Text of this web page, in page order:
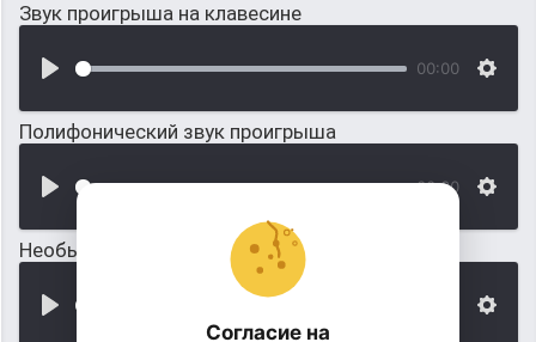
Звук проигрыша на клавесине
00:00
Полифонический звук проигрыша
00:00
Необычных звук проигрыша
Согласие на